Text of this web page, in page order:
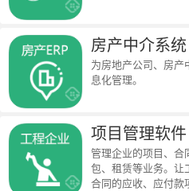
房产中介系统
为房地产公司、房
息化管理。
项目管理软件
管理企业的项目、合
包、租赁等业务。让
合同的应收、应付款